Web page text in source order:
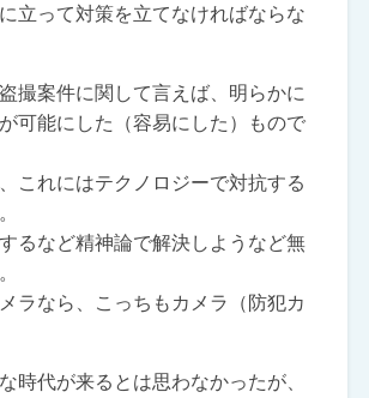
立って対策を立てなければならな
撮案件に関して言えば、明らかに
可能にした（容易にした）もので
これにはテクノロジーで対抗する
るなど精神論で解決しようなど無
ラなら、こっちもカメラ（防犯カ
時代が来るとは思わなかったが、